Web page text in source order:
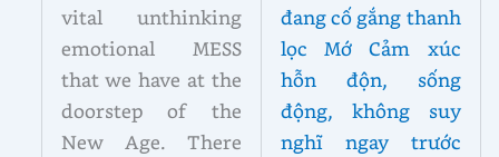
vital unthinking
emotional MESS
that we have at the
doorstep of the
New Age. There
đang cố gắng thanh
lọc Mớ Cảm xúc
hỗn độn, sống
động, không suy
nghĩ ngay trước